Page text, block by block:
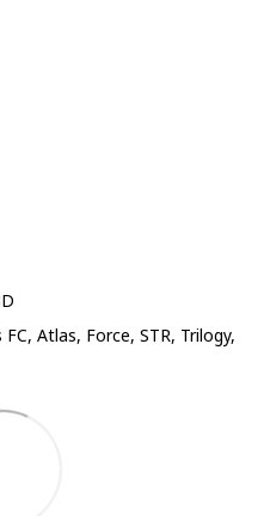
FC, Atlas, Force, STR, Trilogy,